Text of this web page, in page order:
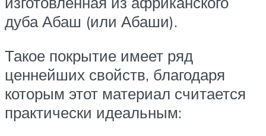
дуба Абаш (или Абаши).
Такое покрытие имеет ряд
ценнейших свойств, благодаря
которым этот материал считается
практически идеальным: